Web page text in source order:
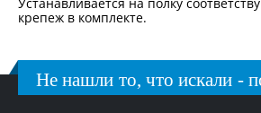
Устанавливается на полку
крепеж в комплекте.
Не нашли то, что искали -